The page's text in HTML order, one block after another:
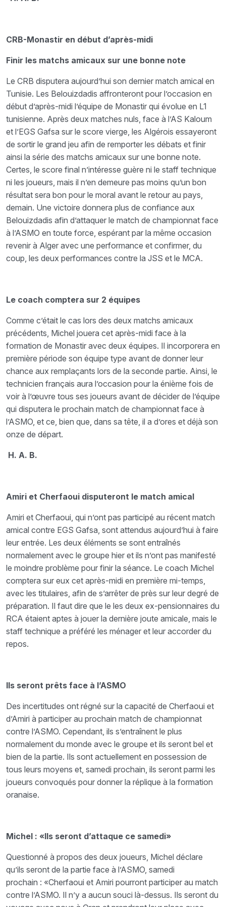
CRB-Monastir en début d’après-midi
Finir les matchs amicaux sur une bonne note
Le CRB disputera aujourd’hui son dernier match amical en
Tunisie. Les Belouizdadis affronteront pour l’occasion en
début d’après-midi l’équipe de Monastir qui évolue en L1
tunisienne. Après deux matches nuls, face à l’AS Kaloum
et l’EGS Gafsa sur le score vierge, les Algérois essayeront
de sortir le grand jeu afin de remporter les débats et finir
ainsi la série des matchs amicaux sur une bonne note.
Certes, le score final n’intéresse guère ni le staff technique
ni les joueurs, mais il n’en demeure pas moins qu’un bon
résultat sera bon pour le moral avant le retour au pays,
demain. Une victoire donnera plus de confiance aux
Belouizdadis afin d’attaquer le match de championnat face
à l’ASMO en toute force, espérant par la même occasion
revenir à Alger avec une performance et confirmer, du
coup, les deux performances contre la JSS et le MCA.
Le coach comptera sur 2 équipes
Comme c’était le cas lors des deux matchs amicaux
précédents, Michel jouera cet après-midi face à la
formation de Monastir avec deux équipes. Il incorporera en
première période son équipe type avant de donner leur
chance aux remplaçants lors de la seconde partie. Ainsi, le
technicien français aura l’occasion pour la énième fois de
voir à l’œuvre tous ses joueurs avant de décider de l’équipe
qui disputera le prochain match de championnat face à
l’ASMO, et ce, bien que, dans sa tête, il a d’ores et déjà son
onze de départ.
H. A. B.
Amiri et Cherfaoui disputeront le match amical
Amiri et Cherfaoui, qui n’ont pas participé au récent match
amical contre EGS Gafsa, sont attendus aujourd’hui à faire
leur entrée. Les deux éléments se sont entraînés
normalement avec le groupe hier et ils n’ont pas manifesté
le moindre problème pour finir la séance. Le coach Michel
comptera sur eux cet après-midi en première mi-temps,
avec les titulaires, afin de s’arrêter de près sur leur degré de
préparation. Il faut dire que le les deux ex-pensionnaires du
RCA étaient aptes à jouer la dernière joute amicale, mais le
staff technique a préféré les ménager et leur accorder du
repos.
Ils seront prêts face à l’ASMO
Des incertitudes ont régné sur la capacité de Cherfaoui et
d’Amiri à participer au prochain match de championnat
contre l’ASMO. Cependant, ils s’entraînent le plus
normalement du monde avec le groupe et ils seront bel et
bien de la partie. Ils sont actuellement en possession de
tous leurs moyens et, samedi prochain, ils seront parmi les
joueurs convoqués pour donner la réplique à la formation
oranaise.
Michel : «Ils seront d’attaque ce samedi»
Questionné à propos des deux joueurs, Michel déclare
qu’ils seront de la partie face à l’ASMO, samedi
prochain : «Cherfaoui et Amiri pourront participer au match
contre l’ASMO. Il n’y a aucun souci là-dessus. Ils seront du